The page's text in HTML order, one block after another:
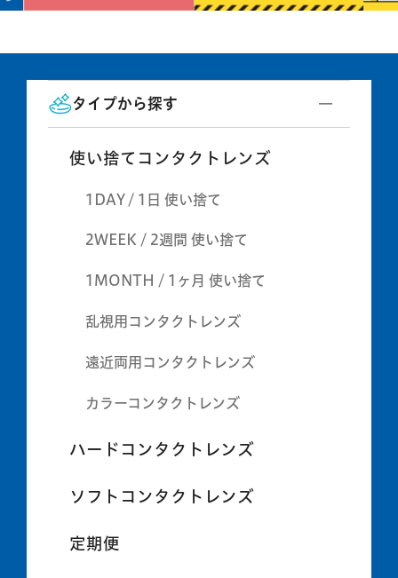
タイプから探す
使い捨てコンタクトレンズ
1DAY / 1日 使い捨て
2WEEK / 2週間 使い捨て
1MONTH / 1ヶ月 使い捨て
乱視用コンタクトレンズ
遠近両用コンタクトレンズ
カラーコンタクトレンズ
ハードコンタクトレンズ
ソフトコンタクトレンズ
定期便